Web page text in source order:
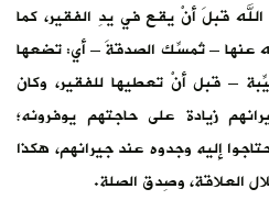
قبلَ أنْ يقع في يدِ الفقير، كما
عنها – تُمسِّك الصدقةَ – أي: تضعها
– قبل أنْ تعطيها للفقير، وكان
زيادة على حاجتهم يوفرونه؛
إليه وجدوه عند جيرانهم، هكذا
العلاقة، وصِدق الصلة.